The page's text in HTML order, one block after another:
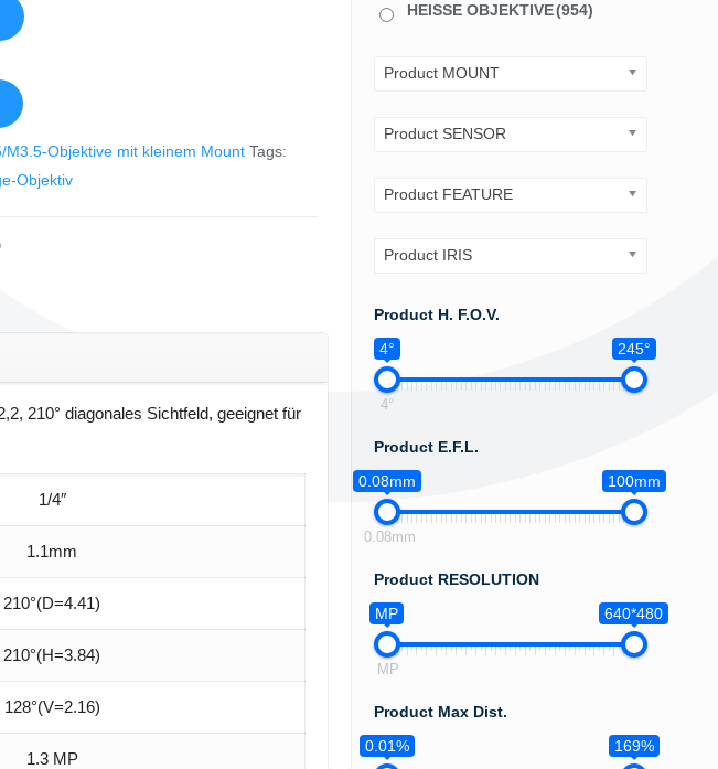
M3.5-Objektive mit kleinem Mount Tags:
Objektiv
210° diagonales Sichtfeld, geeignet für
1/4″
1.1mm
210°(D=4.41)
210°(H=3.84)
128°(V=2.16)
1.3 MP
HEISSE OBJEKTIVE(954)
Product MOUNT
Product SENSOR
Product FEATURE
Product IRIS
Product H. F.O.V.
4°
245°
4°
Product E.F.L.
0.08mm
100mm
0.08mm
Product RESOLUTION
MP
640*480
MP
Product Max Dist.
0.01%
169%